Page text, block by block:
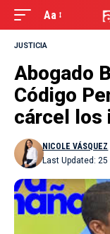
Aa
JUSTICIA
Abogado
Código
cárcel los
Last Updated: 25
NICOLE VÁSQUEZ